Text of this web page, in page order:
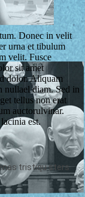
Donec in velit
urna et tibulum
velit. Fusce
sit amet
dolor. Aliquam
nullael diam. Sed in
tellus non erat
auctorulvinar.
est.
tristiqu sters